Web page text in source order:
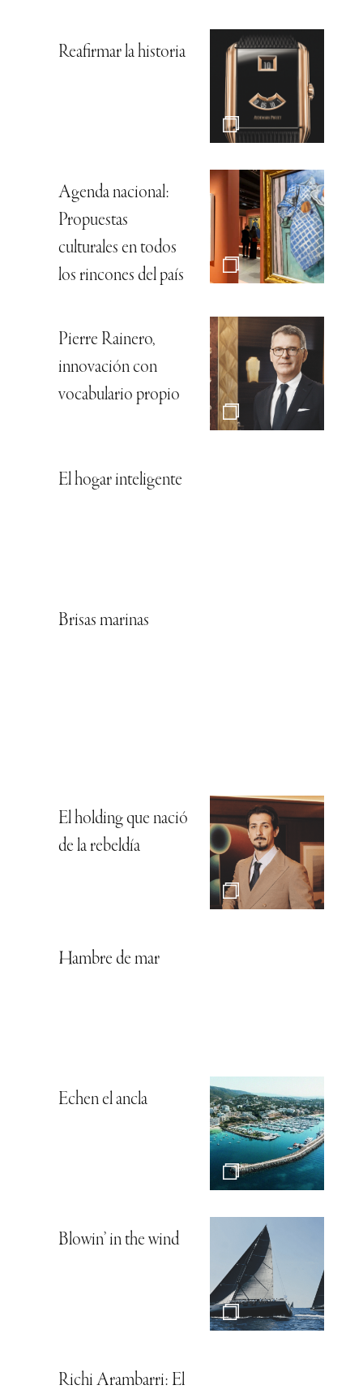
Reafirmar la historia
Agenda nacional:
Propuestas
culturales en todos
los rincones del país
Pierre Rainero,
innovación con
vocabulario propio
El hogar inteligente
Brisas marinas
El holding que nació
de la rebeldía
Hambre de mar
Echen el ancla
Blowin’ in the wind
Richi Arambarri: El